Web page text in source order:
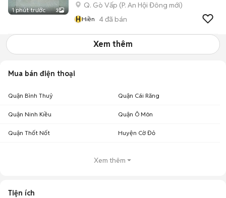
1 phút trước 3
Q. Gò Vấp (P. An Hội Đông mới)
HHiền 4đã bán
Xem thêm
Mua bán điện thoại
Quận Bình Thuỷ Quận Cái Răng
Quận Ninh Kiều Quận Ô Môn
Quận Thốt Nốt Huyện Cờ Đỏ
Xem thêm
Tiện ích